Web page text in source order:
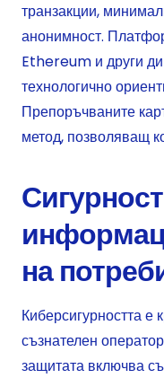
транзакции,
анонимност.
Ethereum и други
технологично
Препоръчваните
метод, позволяващ
на
Киберсигурността е
съзнателен
защитата включва